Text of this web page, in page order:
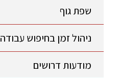
שפת גוף
ניהול זמן בחיפוש עבודה
מודעות דרושים